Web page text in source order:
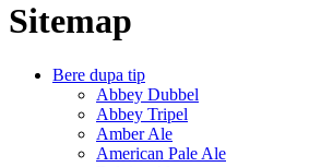
Sitemap
Bere dupa tip
Abbey Dubbel
Abbey Tripel
Amber Ale
American Pale Ale